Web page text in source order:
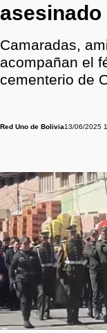
asesinado
Camaradas,
acompañan el
cementerio de
Red Uno de Bolivia13/06/2025